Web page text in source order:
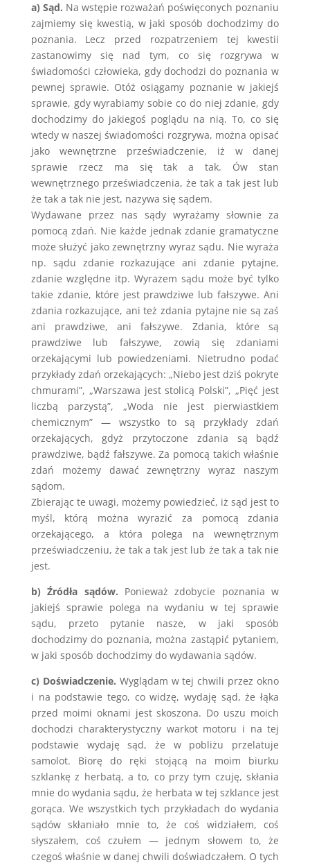
a) Sąd. Na wstępie rozważań poświęconych poznaniu
zajmiemy się kwestią, w jaki sposób dochodzimy do
poznania. Lecz przed rozpatrzeniem tej kwestii
zastanowimy się nad tym, co się rozgrywa w
świadomości człowieka, gdy dochodzi do poznania w
pewnej sprawie. Otóż osiągamy poznanie w jakiejś
sprawie, gdy wyrabiamy sobie co do niej zdanie, gdy
dochodzimy do jakiegoś poglądu na nią. To, co się
wtedy w naszej świadomości rozgrywa, można opisać
jako wewnętrzne przeświadczenie, iż w danej
sprawie rzecz ma się tak a tak. Ów stan
wewnętrznego przeświadczenia, że tak a tak jest lub
że tak a tak nie jest, nazywa się sądem.
Wydawane przez nas sądy wyrażamy słownie za
pomocą zdań. Nie każde jednak zdanie gramatyczne
może służyć jako zewnętrzny wyraz sądu. Nie wyraża
np. sądu zdanie rozkazujące ani zdanie pytajne,
zdanie względne itp. Wyrazem sądu może być tylko
takie zdanie, które jest prawdziwe lub fałszywe. Ani
zdania rozkazujące, ani też zdania pytajne nie są zaś
ani prawdziwe, ani fałszywe. Zdania, które są
prawdziwe lub fałszywe, zowią się zdaniami
orzekającymi lub powiedzeniami. Nietrudno podać
przykłady zdań orzekających: „Niebo jest dziś pokryte
chmurami”, „Warszawa jest stolicą Polski”, „Pięć jest
liczbą parzystą”, „Woda nie jest pierwiastkiem
chemicznym” — wszystko to są przykłady zdań
orzekających, gdyż przytoczone zdania są bądź
prawdziwe, bądź fałszywe. Za pomocą takich właśnie
zdań możemy dawać zewnętrzny wyraz naszym
sądom.
Zbierając te uwagi, możemy powiedzieć, iż sąd jest to
myśl, którą można wyrazić za pomocą zdania
orzekającego, a która polega na wewnętrznym
przeświadczeniu, że tak a tak jest lub że tak a tak nie
jest.
b) Źródła sądów. Ponieważ zdobycie poznania w
jakiejś sprawie polega na wydaniu w tej sprawie
sądu, przeto pytanie nasze, w jaki sposób
dochodzimy do poznania, można zastąpić pytaniem,
w jaki sposób dochodzimy do wydawania sądów.
c) Doświadczenie. Wyglądam w tej chwili przez okno
i na podstawie tego, co widzę, wydaję sąd, że łąka
przed moimi oknami jest skoszona. Do uszu moich
dochodzi charakterystyczny warkot motoru i na tej
podstawie wydaję sąd, że w pobliżu przelatuje
samolot. Biorę do ręki stojącą na moim biurku
szklankę z herbatą, a to, co przy tym czuję, skłania
mnie do wydania sądu, że herbata w tej szklance jest
gorąca. We wszystkich tych przykładach do wydania
sądów skłaniało mnie to, że coś widziałem, coś
słyszałem, coś czułem — jednym słowem to, że
czegoś właśnie w danej chwili doświadczałem. O tych